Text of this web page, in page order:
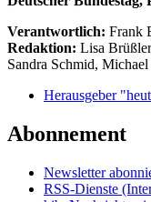
Verantwortlich: Frank
Redaktion: Lisa
Sandra Schmid,
Herausgeber
Abonnement
Newsletter
RSS-Dienste